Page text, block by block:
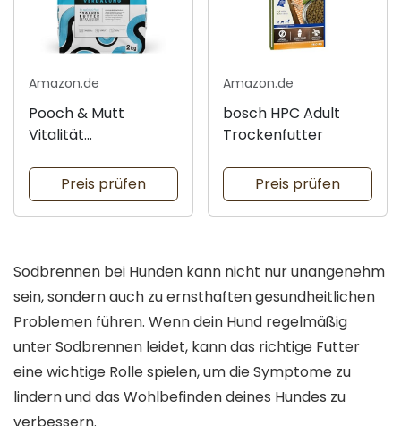
Amazon.de
Pooch & Mutt
Vitalität
Preis prüfen
Amazon.de
bosch HPC Adult
Trockenfutter
Preis prüfen
Sodbrennen bei Hunden kann nicht nur unangenehm
sein, sondern auch zu ernsthaften gesundheitlichen
Problemen führen. Wenn dein Hund regelmäßig
unter Sodbrennen leidet, kann das richtige Futter
eine wichtige Rolle spielen, um die Symptome zu
lindern und das Wohlbefinden deines Hundes zu